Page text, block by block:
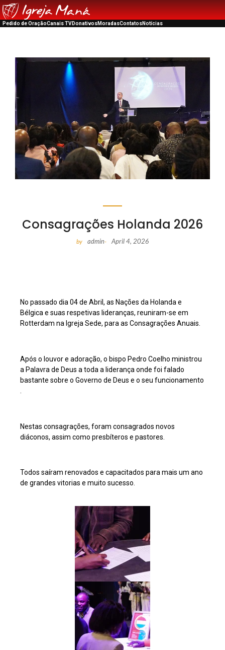
Pedido de OraçãoCanais TVDonativosMoradasContatosNotícias
Consagrações Holanda 2026
by admin- April 4, 2026
No passado dia 04 de Abril, as Nações da Holanda e
Bélgica e suas respetivas lideranças, reuniram-se em
Rotterdam na Igreja Sede, para as Consagrações Anuais.
Após o louvor e adoração, o bispo Pedro Coelho ministrou
a Palavra de Deus a toda a liderança onde foi falado
bastante sobre o Governo de Deus e o seu funcionamento
Nestas consagrações, foram consagrados novos
diáconos, assim como presbíteros e pastores.
Todos saíram renovados e capacitados para mais um ano
de grandes vitorias e muito sucesso.